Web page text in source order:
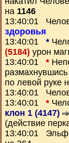
на 1146
13:40:01
здоровья
13:40:01 *
(5184) урон
13:40:01 *
по левой руке
13:40:01
13:40:01 *
клон 1 (4147)
(действие
13:40:01 Эльф